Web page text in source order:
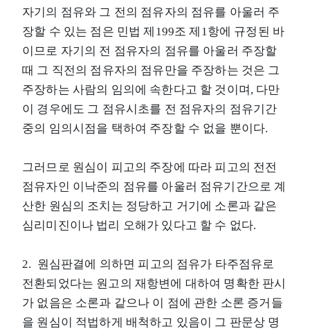
자기의 점유와 그 전의 점유자의 점유를 아울러 주
장할 수 있는 점은 민법 제199조 제1항에 규정된 바
이므로 자기의 전 점유자의 점유를 아울러 주장할
때 그 직전의 점유자의 점유만을 주장하는 것은 그
주장하는 사람의 임의에 속한다고 할 것이며, 다만
이 경우에도 그 점유시초를 전 점유자의 점유기간
중의 임의시점을 택하여 주장할 수 없을 뿐이다.
그러므로 원심이 피고의 주장에 따라 피고의 전전
점유자인 이낙준의 점유를 아울러 점유기간으로 계
산한 원심의 조치는 정당하고 거기에 소론과 같은
심리미진이나 법리 오해가 있다고 할 수 없다.
2. 원심판결에 의하면 피고의 점유가 타주점유로
전환되었다는 원고의 재항변에 대하여 명확한 판시
가 없음은 소론과 같으나 이 점에 관한 소론 증거들
을 원심이 적법하게 배척하고 있음이 그 판문상 명